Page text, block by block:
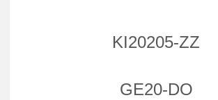
KI20205-ZZ
GE20-DO